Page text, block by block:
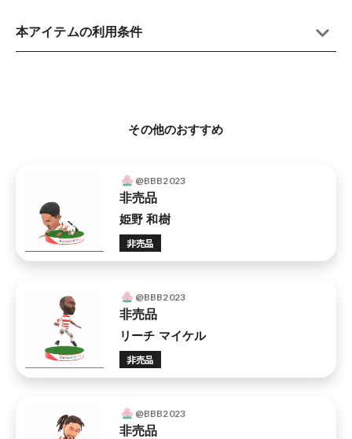
本アイテムの利用条件
その他のおすすめ
@BBB2023
非売品
姫野 和樹
非売品
@BBB2023
非売品
リーチ マイケル
非売品
@BBB2023
非売品